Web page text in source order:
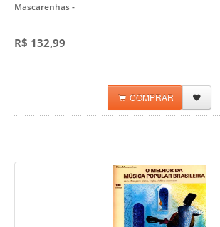
Mascarenhas-
R$ 132,99
COMPRAR